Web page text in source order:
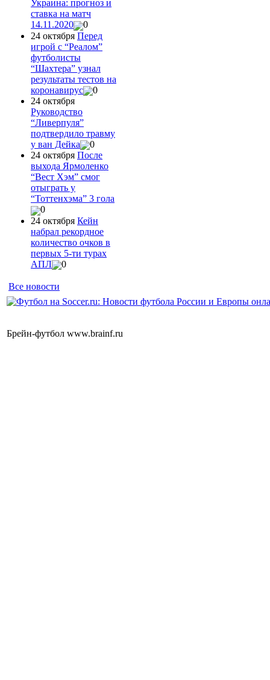
Украина: прогноз и
ставка на матч
14.11.2020
0
24 октября Перед
игрой с “Реалом”
футболисты
“Шахтера” узнал
результаты тестов на
коронавирус
0
24 октября
Руководство
“Ливерпуля”
подтвердило травму
у ван Дейка
0
24 октября После
выхода Ярмоленко
“Вест Хэм” смог
отыграть у
“Тоттенхэма” 3 гола
0
24 октября Кейн
набрал рекордное
количество очков в
первых 5-ти турах
АПЛ
0
Все новости
Брейн-футбол www.brainf.ru